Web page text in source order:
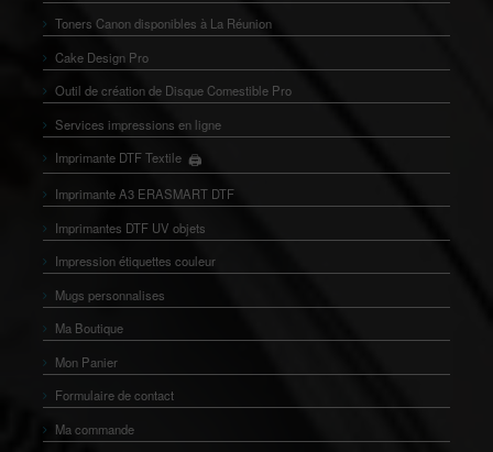
Toners Canon disponibles à La Réunion
Cake Design Pro
Outil de création de Disque Comestible Pro
Services impressions en ligne
Imprimante DTF Textile 🖨️
👕
Imprimante A3 ERASMART DTF
Imprimantes DTF UV objets
Impression étiquettes couleur
Mugs personnalises
Ma Boutique
Mon Panier
Formulaire de contact
Ma commande